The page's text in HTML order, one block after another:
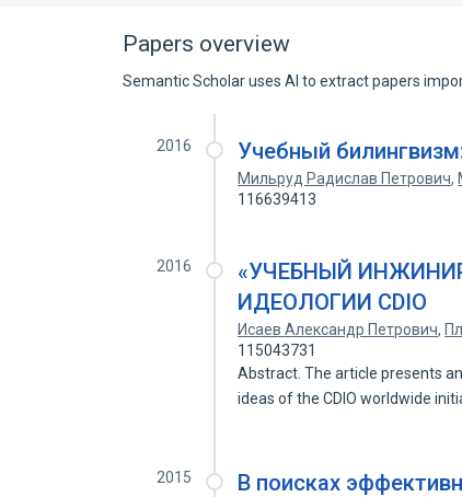
Papers overview
Semantic Scholar uses AI to extract papers
2016 Учебный
Мильруд Радислав Петрович,
116639413
2016
«УЧЕБНЫЙ
ИДЕОЛОГИИ CDIO
Исаев Александр Петрович,
115043731
Abstract. The article presents
ideas of the CDIO worldwide
2015 В поисках